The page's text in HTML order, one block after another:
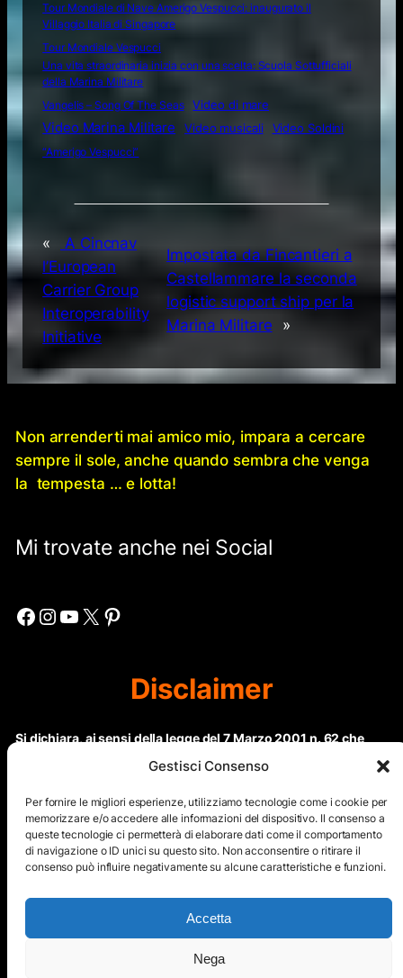
Gestisci Consenso
Per fornire le migliori esperienze, utilizziamo tecnologie come i cookie per
memorizzare e/o accedere alle informazioni del dispositivo. Il consenso a
queste tecnologie ci permetterà di elaborare dati come il comportamento
di navigazione o ID unici su questo sito. Non acconsentire o ritirare il
consenso può influire negativamente su alcune caratteristiche e funzioni.
Accetta
Nega
Tour Mondiale di Nave Amerigo Vespucci: inaugurato il
Villaggio Italia di Singapore
Tour Mondiale Vespucci
Una vita straordinaria inizia con una scelta: Scuola Sottufficiali
della Marina Militare
Vangelis – Song Of The Seas
Video di mare
Video Marina Militare Video musicali
Video Soldini
“Amerigo Vespucci”
«
A Cincnav
l’European
Carrier Group
Interoperability
Initiative
Impostata da Fincantieri a
Castellammare la seconda
logistic support ship per la
Marina Militare
»
Non arrenderti mai amico mio, impara a cercare
sempre il sole, anche quando sembra che venga
la tempesta … e lotta!
Mi trovate anche nei Social
Facebook Instagram YouTube X Pinterest
Disclaimer
Si dichiara, ai sensi della legge del 7 Marzo 2001 n. 62 che
questo sito non rientra nella categoria di “Informazione
regolari. Le immagini dei collaboratori detentori del
Copyright © sono riproducibili solo dietro specifica
autorizzazione. Il contenuto del sito, comprensivo di testi e
immagini, eccetto dove espressamente specificato, è
protetto da Copyright © e non può essere riprodotto e
diffuso tramite nessun mezzo elettronico o cartaceo senza
esplicita autorizzazione scritta da parte dello staff di ”Il Mare
nel cuore”